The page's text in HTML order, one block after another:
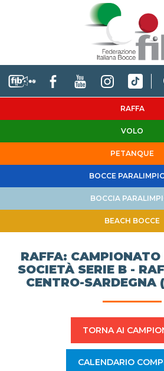
RAFFA
VOLO
PETANQUE
BOCCE
BOCCIA
BEACH BOCCE
RAFFA:
SOCIETÀ SERIE B -
CENTRO-
TORNA AI
CALENDARIO